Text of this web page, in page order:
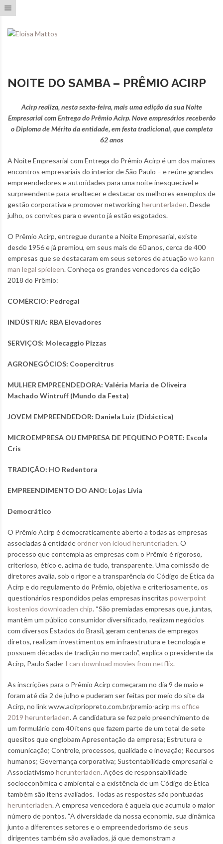
NOITE DO SAMBA – PRÊMIO ACIRP
Acirp realiza, nesta sexta-feira, mais uma edição da sua Noite
Empresarial com Entrega do Prêmio Acirp. Nove empresários receberão
o Diploma de Mérito da entidade, em festa tradicional, que completa
62 anos
A Noite Empresarial com Entrega do Prêmio Acirp é um dos maiores
encontros empresariais do interior de São Paulo – e reúne grandes
empreendedores e autoridades para uma noite inesquecível e
surpreendente para enaltecer e destacar os melhores exemplos de
gestão corporativa e promover networkingherunterladen. Desde
julho, os convites para o evento já estão esgotados.
O Prêmio Acirp, entregue durante a Noite Empresarial, existe
desde 1956 e já premiou, em seus mais de 60 anos, cerca de 400
empresas que se destacaram em seus setores de atuação wo kann
man legal spieleen. Conheça os grandes vencedores da edição
2018 do Prêmio:
COMÉRCIO: Pedregal
INDÚSTRIA: RBA Elevadores
SERVIÇOS: Molecaggio Pizzas
AGRONEGÓCIOS: Coopercitrus
MULHER EMPREENDEDORA: Valéria Maria de Oliveira
Machado Wintruff (Mundo da Festa)
JOVEM EMPREENDEDOR: Daniela Luiz (Didáctica)
MICROEMPRESA OU EMPRESA DE PEQUENO PORTE: Escola
Cris
TRADIÇÃO: HO Redentora
EMPREENDIMENTO DO ANO: Lojas Lívia
Democrático
O Prêmio Acirp é democraticamente aberto a todas as empresas
associadas à entidadeordner von icloud herunterladen. O
processo que contempla as empresas com o Prêmio é rigoroso,
criterioso, ético e, acima de tudo, transparente. Uma comissão de
diretores avalia, sob o rigor e a transparência do Código de Ética da
Acirp e do regulamento do Prêmio, objetiva e criteriosamente, os
questionários respondidos pelas empresas inscritas powerpoint
kostenlos downloaden chip. “São premiadas empresas que, juntas,
mantêm um público consumidor diversificado, realizam negócios
com diversos Estados do Brasil, geram centenas de empregos
diretos, realizam investimentos em infraestrutura e tecnologia e
possuem décadas de tradição no mercado”, explica o presidente da
Acirp, Paulo Sader I can download movies from netflix.
As inscrições para o Prêmio Acirp começaram no dia 9 de maio e
foram até dia 2 de julho e puderam ser feitas por meio do site da
Acirp, no link www.acirpriopreto.com.br/premio-acirp ms office
2019 herunterladen. A candidatura se fez pelo preenchimento de
um formulário com 40 itens que fazem parte de um total de sete
quesitos que englobam Apresentação da empresa; Estrutura e
comunicação; Controle, processos, qualidade e inovação; Recursos
humanos; Governança corporativa; Sustentabilidade empresarial e
Associativismo herunterladen. Ações de responsabilidade
socioeconômica e ambiental e a existência de um Código de Ética
também são itens avaliados. Todas as respostas são pontuadas
herunterladen. A empresa vencedora é aquela que acumula o maior
número de pontos. “A diversidade da nossa economia, sua dinâmica
junto a diferentes setores e o empreendedorismo de seus
dirigentes também são avaliados, já que demonstram a